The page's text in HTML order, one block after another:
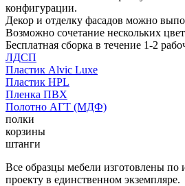
конфигурации.
Декор и отделку фасадов можно
Возможно сочетание нескольких
Бесплатная сборка в течение 1-2
ЛДСП
Пластик Alvic Luxe
Пластик HPL
Пленка ПВХ
Полотно АГТ (МДФ)
полки
корзины
штанги
Все образцы мебели изготовлены по
проекту в единственном экземпляре.